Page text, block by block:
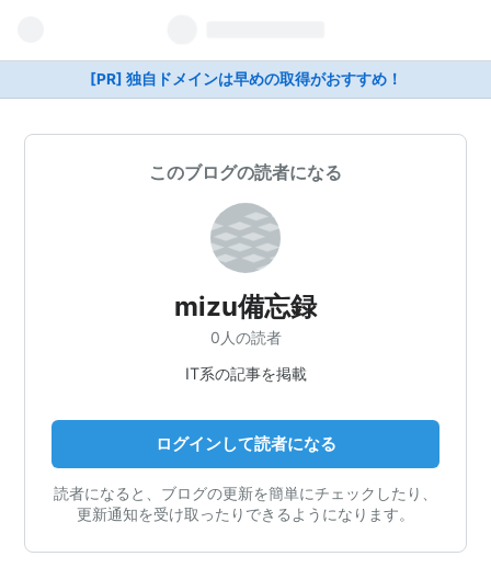
[PR] 独自ドメインは早めの取得がおすすめ！
このブログの読者になる
mizu備忘録
0人の読者
IT系の記事を掲載
ログインして読者になる
読者になると、ブログの更新を簡単にチェックしたり、
更新通知を受け取ったりできるようになります。